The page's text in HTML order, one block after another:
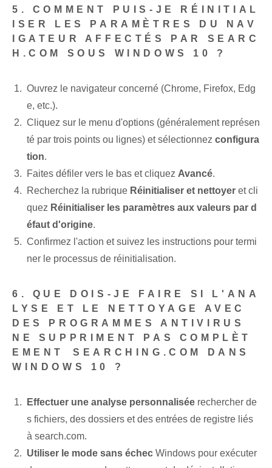
5. COMMENT PUIS-JE RÉINITIAL
ISER LES PARAMÈTRES DU NAV
IGATEUR AFFECTÉS PAR SEARC
H.COM SOUS WINDOWS 10 ?
Ouvrez le navigateur concerné (Chrome, Firefox, Edg
e, etc.).
Cliquez sur le menu d'options (généralement représen
té par trois points ou lignes) et sélectionnez configura
tion.
Faites défiler vers le bas et cliquez Avancé.
Recherchez la rubrique Réinitialiser ‌et nettoyer et cli
quez Réinitialiser les paramètres aux valeurs par d
éfaut d'origine.
Confirmez l'action et suivez les instructions pour termi
ner le processus de réinitialisation.
6. QUE DOIS-JE FAIRE SI L'ANA
LYSE ET LE NETTOYAGE AVEC
DES PROGRAMMES ANTIVIRUS
NE SUPPRIMENT PAS COMPLÈT
EMENT ⁤SEARCHING.COM DANS
WINDOWS 10 ?
Effectuer une analyse personnalisée rechercher de
s fichiers, des dossiers et des entrées de registre liés
à search.com.
Utiliser le mode sans échec Windows pour exécuter